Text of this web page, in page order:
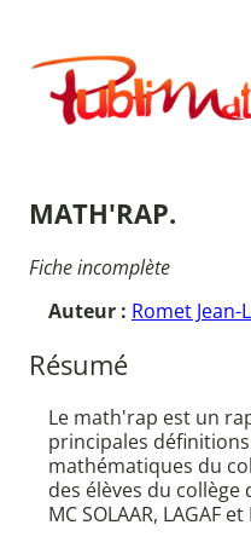
contenu
Publimath
MATH'RAP.
Fiche incomplète
Auteur : Romet Jean-
Résumé
Le math'rap est un
principales
mathématiques du
des élèves du
MC SOLAAR, LAGAF et